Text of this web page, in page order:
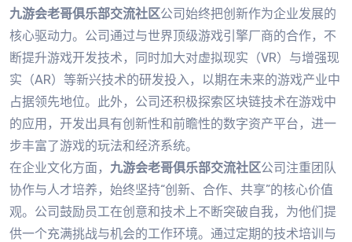
九游会老哥俱乐部交流社区公司始终把创新作为企业发展的
核心驱动力。公司通过与世界顶级游戏引擎厂商的合作，不
断提升游戏开发技术，同时加大对虚拟现实（VR）与增强现
实（AR）等新兴技术的研发投入，以期在未来的游戏产业中
占据领先地位。此外，公司还积极探索区块链技术在游戏中
的应用，开发出具有创新性和前瞻性的数字资产平台，进一
步丰富了游戏的玩法和经济系统。
在企业文化方面， 九游会老哥俱乐部交流社区公司注重团队
协作与人才培养，始终坚持“创新、合作、共享”的核心价值
观。公司鼓励员工在创意和技术上不断突破自我，为他们提
供一个充满挑战与机会的工作环境。通过定期的技术培训与